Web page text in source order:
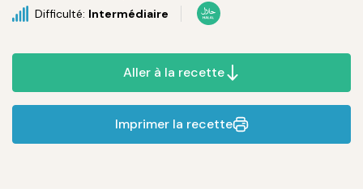
Difficulté: Intermédiaire
Aller à la recette
Imprimer la recette